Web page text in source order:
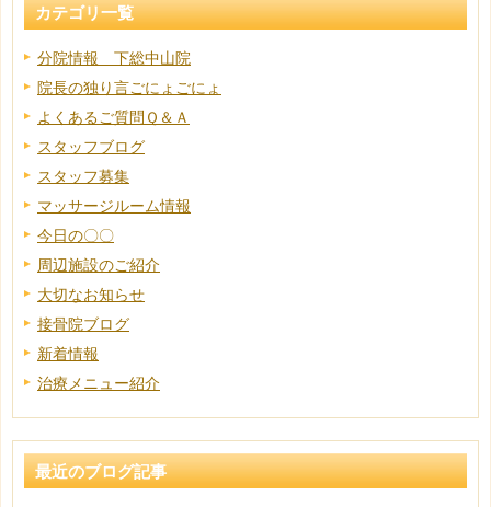
カテゴリ一覧
分院情報 下総中山院
院長の独り言ごにょごにょ
よくあるご質問Ｑ＆Ａ
スタッフブログ
スタッフ募集
マッサージルーム情報
今日の〇〇
周辺施設のご紹介
大切なお知らせ
接骨院ブログ
新着情報
治療メニュー紹介
最近のブログ記事